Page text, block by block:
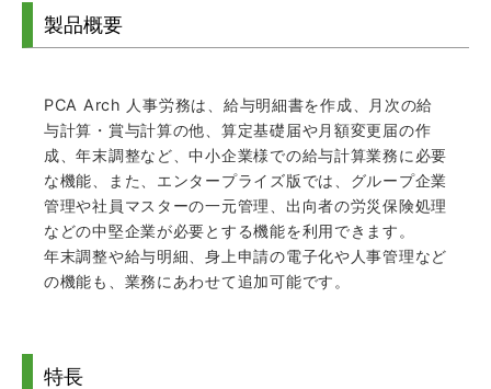
製品概要
PCA Arch 人事労務は、給与明細書を作成、月次の給
与計算・賞与計算の他、算定基礎届や月額変更届の作
成、年末調整など、中小企業様での給与計算業務に必要
な機能、また、エンタープライズ版では、グループ企業
管理や社員マスターの一元管理、出向者の労災保険処理
などの中堅企業が必要とする機能を利用できます。
年末調整や給与明細、身上申請の電子化や人事管理など
の機能も、業務にあわせて追加可能です。
特長